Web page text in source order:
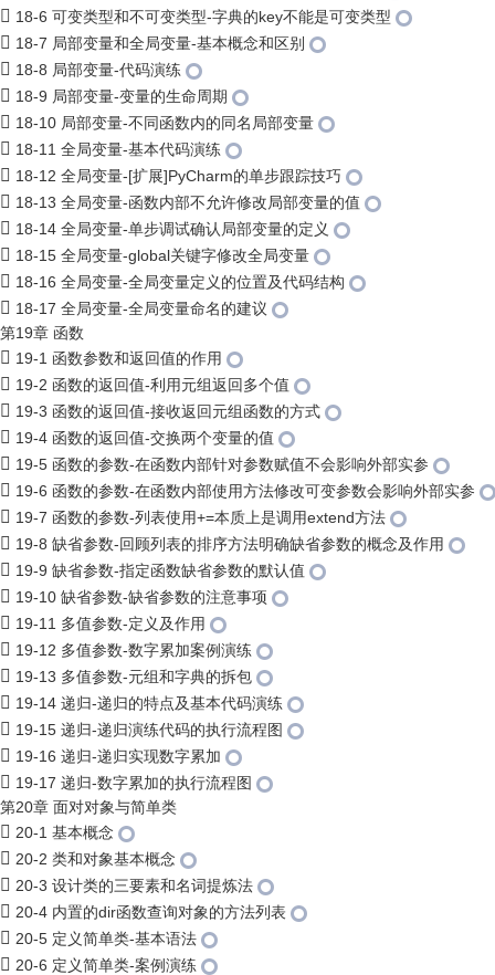
18-6 可变类型和不可变类型-字典的key不能是可变类型
18-7 局部变量和全局变量-基本概念和区别
18-8 局部变量-代码演练
18-9 局部变量-变量的生命周期
18-10 局部变量-不同函数内的同名局部变量
18-11 全局变量-基本代码演练
18-12 全局变量-[扩展]PyCharm的单步跟踪技巧
18-13 全局变量-函数内部不允许修改局部变量的值
18-14 全局变量-单步调试确认局部变量的定义
18-15 全局变量-global关键字修改全局变量
18-16 全局变量-全局变量定义的位置及代码结构
18-17 全局变量-全局变量命名的建议
第19章 函数
19-1 函数参数和返回值的作用
19-2 函数的返回值-利用元组返回多个值
19-3 函数的返回值-接收返回元组函数的方式
19-4 函数的返回值-交换两个变量的值
19-5 函数的参数-在函数内部针对参数赋值不会影响外部实参
19-6 函数的参数-在函数内部使用方法修改可变参数会影响外部实参
19-7 函数的参数-列表使用+=本质上是调用extend方法
19-8 缺省参数-回顾列表的排序方法明确缺省参数的概念及作用
19-9 缺省参数-指定函数缺省参数的默认值
19-10 缺省参数-缺省参数的注意事项
19-11 多值参数-定义及作用
19-12 多值参数-数字累加案例演练
19-13 多值参数-元组和字典的拆包
19-14 递归-递归的特点及基本代码演练
19-15 递归-递归演练代码的执行流程图
19-16 递归-递归实现数字累加
19-17 递归-数字累加的执行流程图
第20章 面对对象与简单类
20-1 基本概念
20-2 类和对象基本概念
20-3 设计类的三要素和名词提炼法
20-4 内置的dir函数查询对象的方法列表
20-5 定义简单类-基本语法
20-6 定义简单类-案例演练